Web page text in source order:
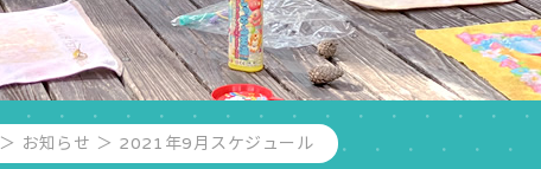
＞ お知らせ ＞ 2021年9月スケジュール